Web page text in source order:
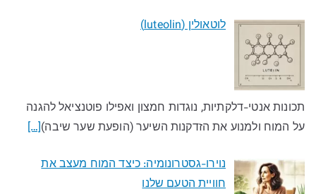
לוטאולין (luteolin)
תכונות אנטי-דלקתיות, נוגדות חמצון ואפילו פוטנציאל להגנה
על המוח ולמנוע את הזדקנות השיער (הופעת שער שיבה)[…]
נוירו-גסטרונומיה: כיצד המוח מעצב את
חוויית הטעם שלנו​